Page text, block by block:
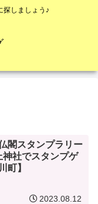
探しましょう♪
閣スタンプラリー
神社でスタンプゲ
町】
2023.08.12